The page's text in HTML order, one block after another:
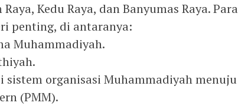
Kedu Raya, dan Banyumas Raya. Para
penting, di antaranya:
Muhammadiyah.
sistem organisasi Muhammadiyah menuju
(PMM).